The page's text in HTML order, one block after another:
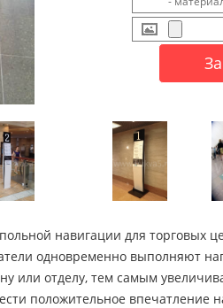
навигации для торговых
одновременно выполняют
или отделу, тем самым
положительное впечатление